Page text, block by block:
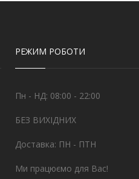
РЕЖИМ РОБОТИ
Пн - НД: 08:00 - 22:00
БЕЗ ВИХІДНИХ
Доставка: ПН - ПТН
Ми працюємо для Вас!